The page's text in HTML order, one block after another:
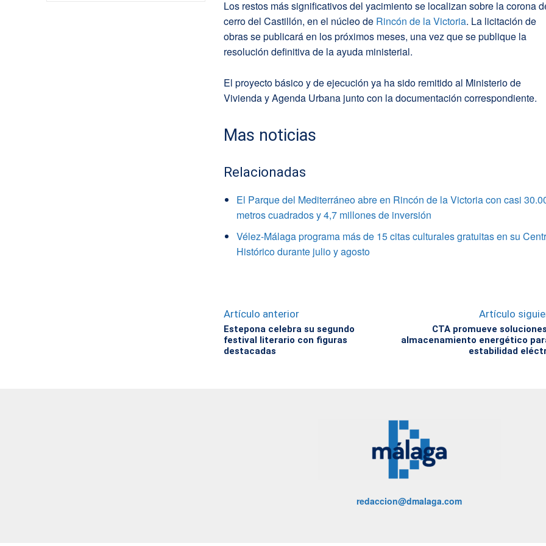
Los restos más significativos del yacimiento se localizan sobre la corona
cerro del Castillón, en el núcleo de Rincón de la Victoria. La licitación de
obras se publicará en los próximos meses, una vez que se publique la
resolución definitiva de la ayuda ministerial.
El proyecto básico y de ejecución ya ha sido remitido al Ministerio de
Vivienda y Agenda Urbana junto con la documentación correspondiente.
Mas noticias
Relacionadas
El Parque del Mediterráneo abre en Rincón de la Victoria con casi
metros cuadrados y 4,7 millones de inversión
Vélez-Málaga programa más de 15 citas culturales gratuitas en su
Histórico durante julio y agosto
Artículo anterior
Estepona celebra su segundo
festival literario con figuras
destacadas
Artículo
CTA promueve
almacenamiento energético
estabilidad
redaccion@dmalaga.com